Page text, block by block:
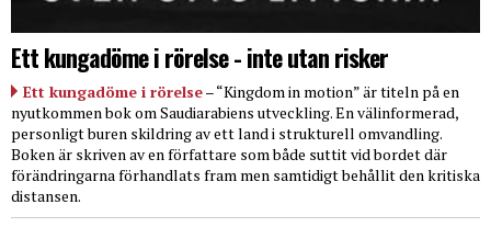
Ett kungadöme i rörelse - inte utan risker
Ett kungadöme i rörelse– “Kingdom in motion” är titeln på en
nyutkommen bok om Saudiarabiens utveckling. En välinformerad,
personligt buren skildring av ett land i strukturell omvandling.
Boken är skriven av en författare som både suttit vid bordet där
förändringarna förhandlats fram men samtidigt behållit den kritiska
distansen.